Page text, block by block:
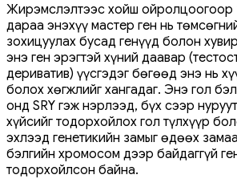
Жирэмслэлтээс хойш ойролцоогоор
дараа энэхүү мастер ген нь
зохицуулах бусад генүүд болон
энэ ген эрэгтэй хүний ​​​​даавар
дериватив) үүсгэдэг бөгөөд энэ нь
болох хөгжлийг хангадаг. Энэ гол
онд SRY гэж нэрлээд, бүх сээр
хүйсийг тодорхойлох гол түлхүүр
эхлээд генетикийн замыг өдөөх
бэлгийн хромосом дээр байдаггүй
тодорхойлсон байна.